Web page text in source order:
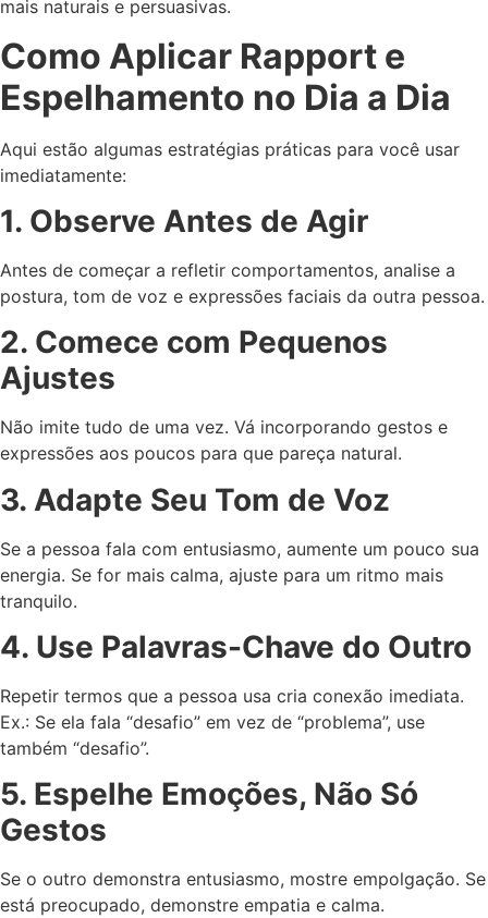
mais naturais e persuasivas.
Como Aplicar Rapport e
Espelhamento no Dia a Dia
Aqui estão algumas estratégias práticas para você usar
imediatamente:
1. Observe Antes de Agir
Antes de começar a refletir comportamentos, analise a
postura, tom de voz e expressões faciais da outra pessoa.
2. Comece com Pequenos
Ajustes
Não imite tudo de uma vez. Vá incorporando gestos e
expressões aos poucos para que pareça natural.
3. Adapte Seu Tom de Voz
Se a pessoa fala com entusiasmo, aumente um pouco sua
energia. Se for mais calma, ajuste para um ritmo mais
tranquilo.
4. Use Palavras-Chave do Outro
Repetir termos que a pessoa usa cria conexão imediata.
Ex.: Se ela fala “desafio” em vez de “problema”, use
também “desafio”.
5. Espelhe Emoções, Não Só
Gestos
Se o outro demonstra entusiasmo, mostre empolgação. Se
está preocupado, demonstre empatia e calma.